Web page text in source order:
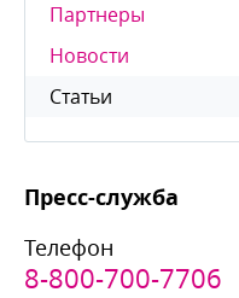
Партнеры
Новости
Статьи
Пресс-служба
Телефон
8-800-700-7706